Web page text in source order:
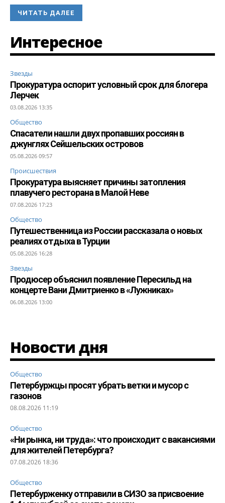
ЧИТАТЬ ДАЛЕЕ
Интересное
Звезды
Прокуратура оспорит условный срок для блогера
Лерчек
03.08.2026 13:35
Общество
Спасатели нашли двух пропавших россиян в
джунглях Сейшельских островов
05.08.2026 09:57
Происшествия
Прокуратура выясняет причины затопления
плавучего ресторана в Малой Неве
07.08.2026 17:23
Общество
Путешественница из России рассказала о новых
реалиях отдыха в Турции
05.08.2026 16:28
Звезды
Продюсер объяснил появление Пересильд на
концерте Вани Дмитриенко в «Лужниках»
06.08.2026 13:00
Новости дня
Общество
Петербуржцы просят убрать ветки и мусор с
газонов
08.08.2026 11:19
Общество
«Ни рынка, ни труда»: что происходит с вакансиями
для жителей Петербурга?
07.08.2026 18:36
Общество
Петербурженку отправили в СИЗО за присвоение